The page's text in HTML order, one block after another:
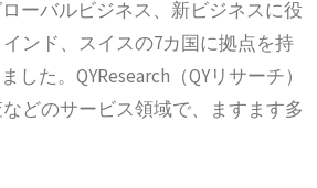
ーバルビジネス、新ビジネスに役
ンド、スイスの7カ国に拠点を持
た。QYResearch（QYリサーチ）
どのサービス領域で、ますます多